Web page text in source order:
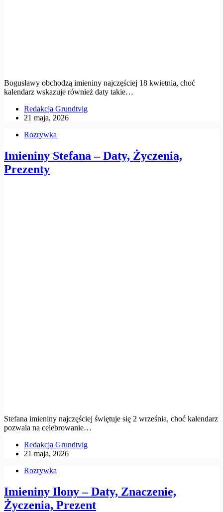
Bogusławy obchodzą imieniny najczęściej 18 kwietnia, choć
kalendarz wskazuje również daty takie…
Redakcja Grundtvig
21 maja, 2026
Rozrywka
Imieniny Stefana – Daty, Życzenia,
Prezenty
Stefana imieniny najczęściej świętuje się 2 września, choć kalendarz
pozwala na celebrowanie…
Redakcja Grundtvig
21 maja, 2026
Rozrywka
Imieniny Ilony – Daty, Znaczenie,
Życzenia, Prezent